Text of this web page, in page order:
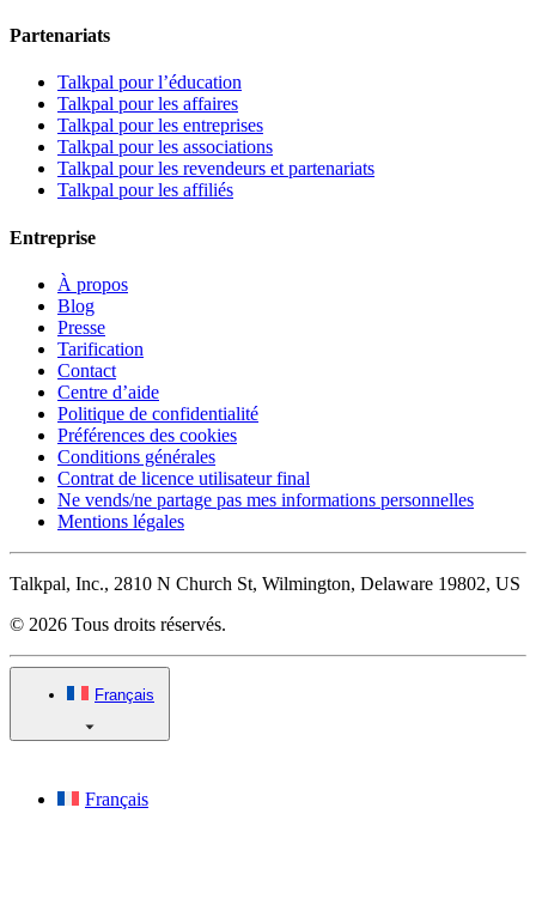
Partenariats
Talkpal pour l’éducation
Talkpal pour les affaires
Talkpal pour les entreprises
Talkpal pour les associations
Talkpal pour les revendeurs et partenariats
Talkpal pour les affiliés
Entreprise
À propos
Blog
Presse
Tarification
Contact
Centre d’aide
Politique de confidentialité
Préférences des cookies
Conditions générales
Contrat de licence utilisateur final
Ne vends/ne partage pas mes informations personnelles
Mentions légales
Talkpal, Inc., 2810 N Church St, Wilmington, Delaware 19802, US
© 2026 Tous droits réservés.
Français
Français